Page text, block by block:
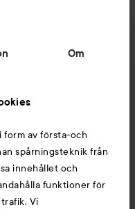
Om
av första-och
spårningsteknik från
innehållet och
funktioner för
Vi